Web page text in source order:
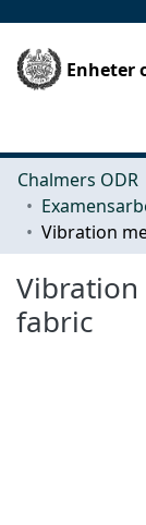
Enheter
Chalmers ODR
fabric